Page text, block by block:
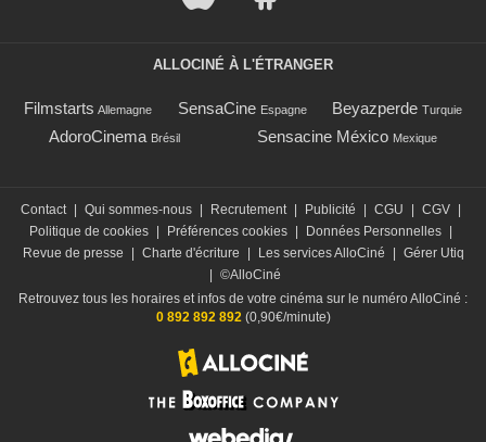
ALLOCINÉ À L'ÉTRANGER
Filmstarts Allemagne SensaCine Espagne Beyazperde Turquie
AdoroCinema Brésil Sensacine México Mexique
Contact | Qui sommes-nous | Recrutement | Publicité | CGU | CGV |
Politique de cookies | Préférences cookies | Données Personnelles |
Revue de presse
| Charte d'écriture | Les services AlloCiné | Gérer Utiq
| ©AlloCiné
Retrouvez tous les horaires et infos de votre cinéma sur le numéro AlloCiné :
0 892 892 892 (0,90€/minute)